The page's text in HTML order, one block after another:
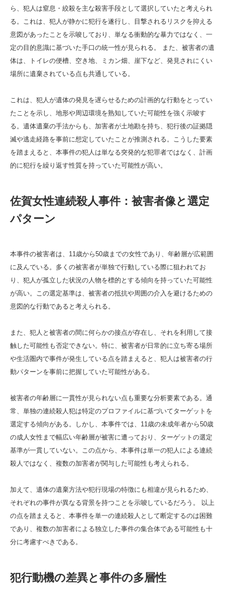
ら、犯人は窒息・絞殺を主な殺害手段として選択していたと考えられ
る。これは、犯人が静かに犯行を遂行し、目撃されるリスクを抑える
意図があったことを示唆しており、単なる衝動的な暴力ではなく、一
定の目的意識に基づいた手口の統一性が見られる。 また、被害者の遺
体は、トイレの便槽、空き地、ミカン畑、崖下など、発見されにくい
場所に遺棄されている点も共通している。
これは、犯人が遺体の発見を遅らせるための計画的な行動をとってい
たことを示し、地形や周辺環境を熟知していた可能性を強く示唆す
る。遺体遺棄の手法からも、加害者が土地勘を持ち、犯行後の証拠隠
滅や逃走経路を事前に想定していたことが推測される。こうした要素
を踏まえると、本事件の犯人は単なる突発的な犯罪者ではなく、計画
的に犯行を繰り返す性質を持っていた可能性が高い。
佐賀女性連続殺人事件：被害者像と選定
パターン
本事件の被害者は、11歳から50歳までの女性であり、年齢層が広範囲
に及んでいる。多くの被害者が単独で行動している際に狙われてお
り、犯人が孤立した状況の人物を標的とする傾向を持っていた可能性
が高い。この選定基準は、被害者の抵抗や周囲の介入を避けるための
意図的な行動であると考えられる。
また、犯人と被害者の間に何らかの接点が存在し、それを利用して接
触した可能性も否定できない。特に、被害者が日常的に立ち寄る場所
や生活圏内で事件が発生している点を踏まえると、犯人は被害者の行
動パターンを事前に把握していた可能性がある。
被害者の年齢層に一貫性が見られない点も重要な分析要素である。通
常、単独の連続殺人犯は特定のプロファイルに基づいてターゲットを
選定する傾向がある。しかし、本事件では、11歳の未成年者から50歳
の成人女性まで幅広い年齢層が被害に遭っており、ターゲットの選定
基準が一貫していない。この点から、本事件は単一の犯人による連続
殺人ではなく、複数の加害者が関与した可能性も考えられる。
加えて、遺体の遺棄方法や犯行現場の特徴にも相違が見られるため、
それぞれの事件が異なる背景を持つことを示唆しているだろう。 以上
の点を踏まえると、本事件を単一の連続殺人として断定するのは困難
であり、複数の加害者による独立した事件の集合体である可能性も十
分に考慮すべきである。
犯行動機の差異と事件の多層性